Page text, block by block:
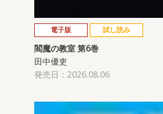
電子版 試し読み
閻魔の教室 第6巻
田中優吏
発売日：2026.08.06